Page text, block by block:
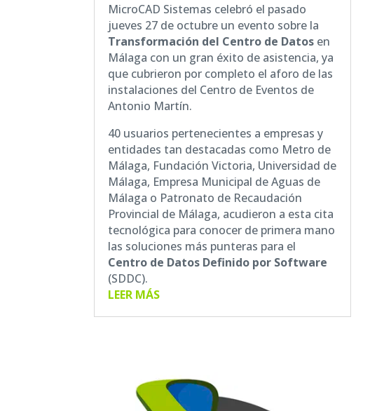
MicroCAD Sistemas celebró el pasado
jueves 27 de octubre un evento sobre la
Transformación del Centro de Datos en
Málaga con un gran éxito de asistencia, ya
que cubrieron por completo el aforo de las
instalaciones del Centro de Eventos de
Antonio Martín.
40 usuarios pertenecientes a empresas y
entidades tan destacadas como Metro de
Málaga, Fundación Victoria, Universidad de
Málaga, Empresa Municipal de Aguas de
Málaga o Patronato de Recaudación
Provincial de Málaga, acudieron a esta cita
tecnológica para conocer de primera mano
las soluciones más punteras para el
Centro de Datos Definido por Software
(SDDC).
LEER MÁS